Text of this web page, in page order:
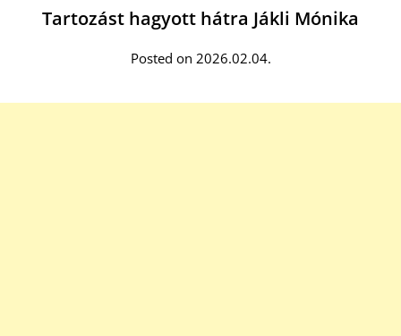
Tartozást hagyott hátra Jákli Mónika
Posted on 2026.02.04.